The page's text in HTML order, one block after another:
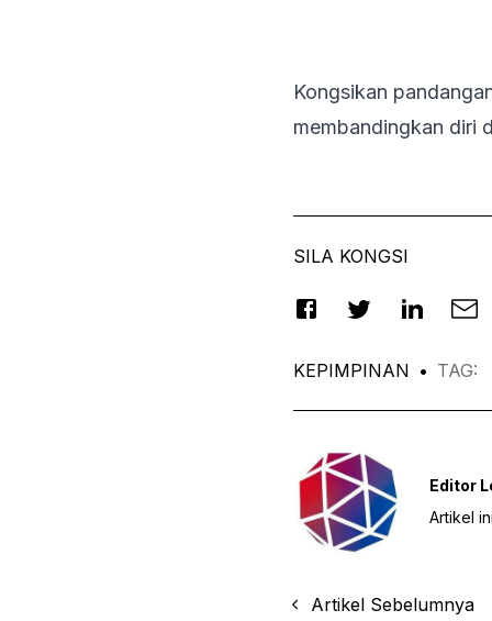
Kongsikan
membandingkan diri
SILA KONGSI
KEPIMPINAN • TAG:
Editor
Artikel
Artikel Sebelumnya